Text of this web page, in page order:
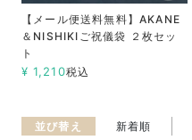
【メール便送料無料】AKANE
＆NISHIKIご祝儀袋 ２枚セッ
ト
¥ 1,210税込
並び替え 新着順